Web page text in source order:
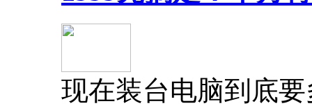
现在装台电脑到底